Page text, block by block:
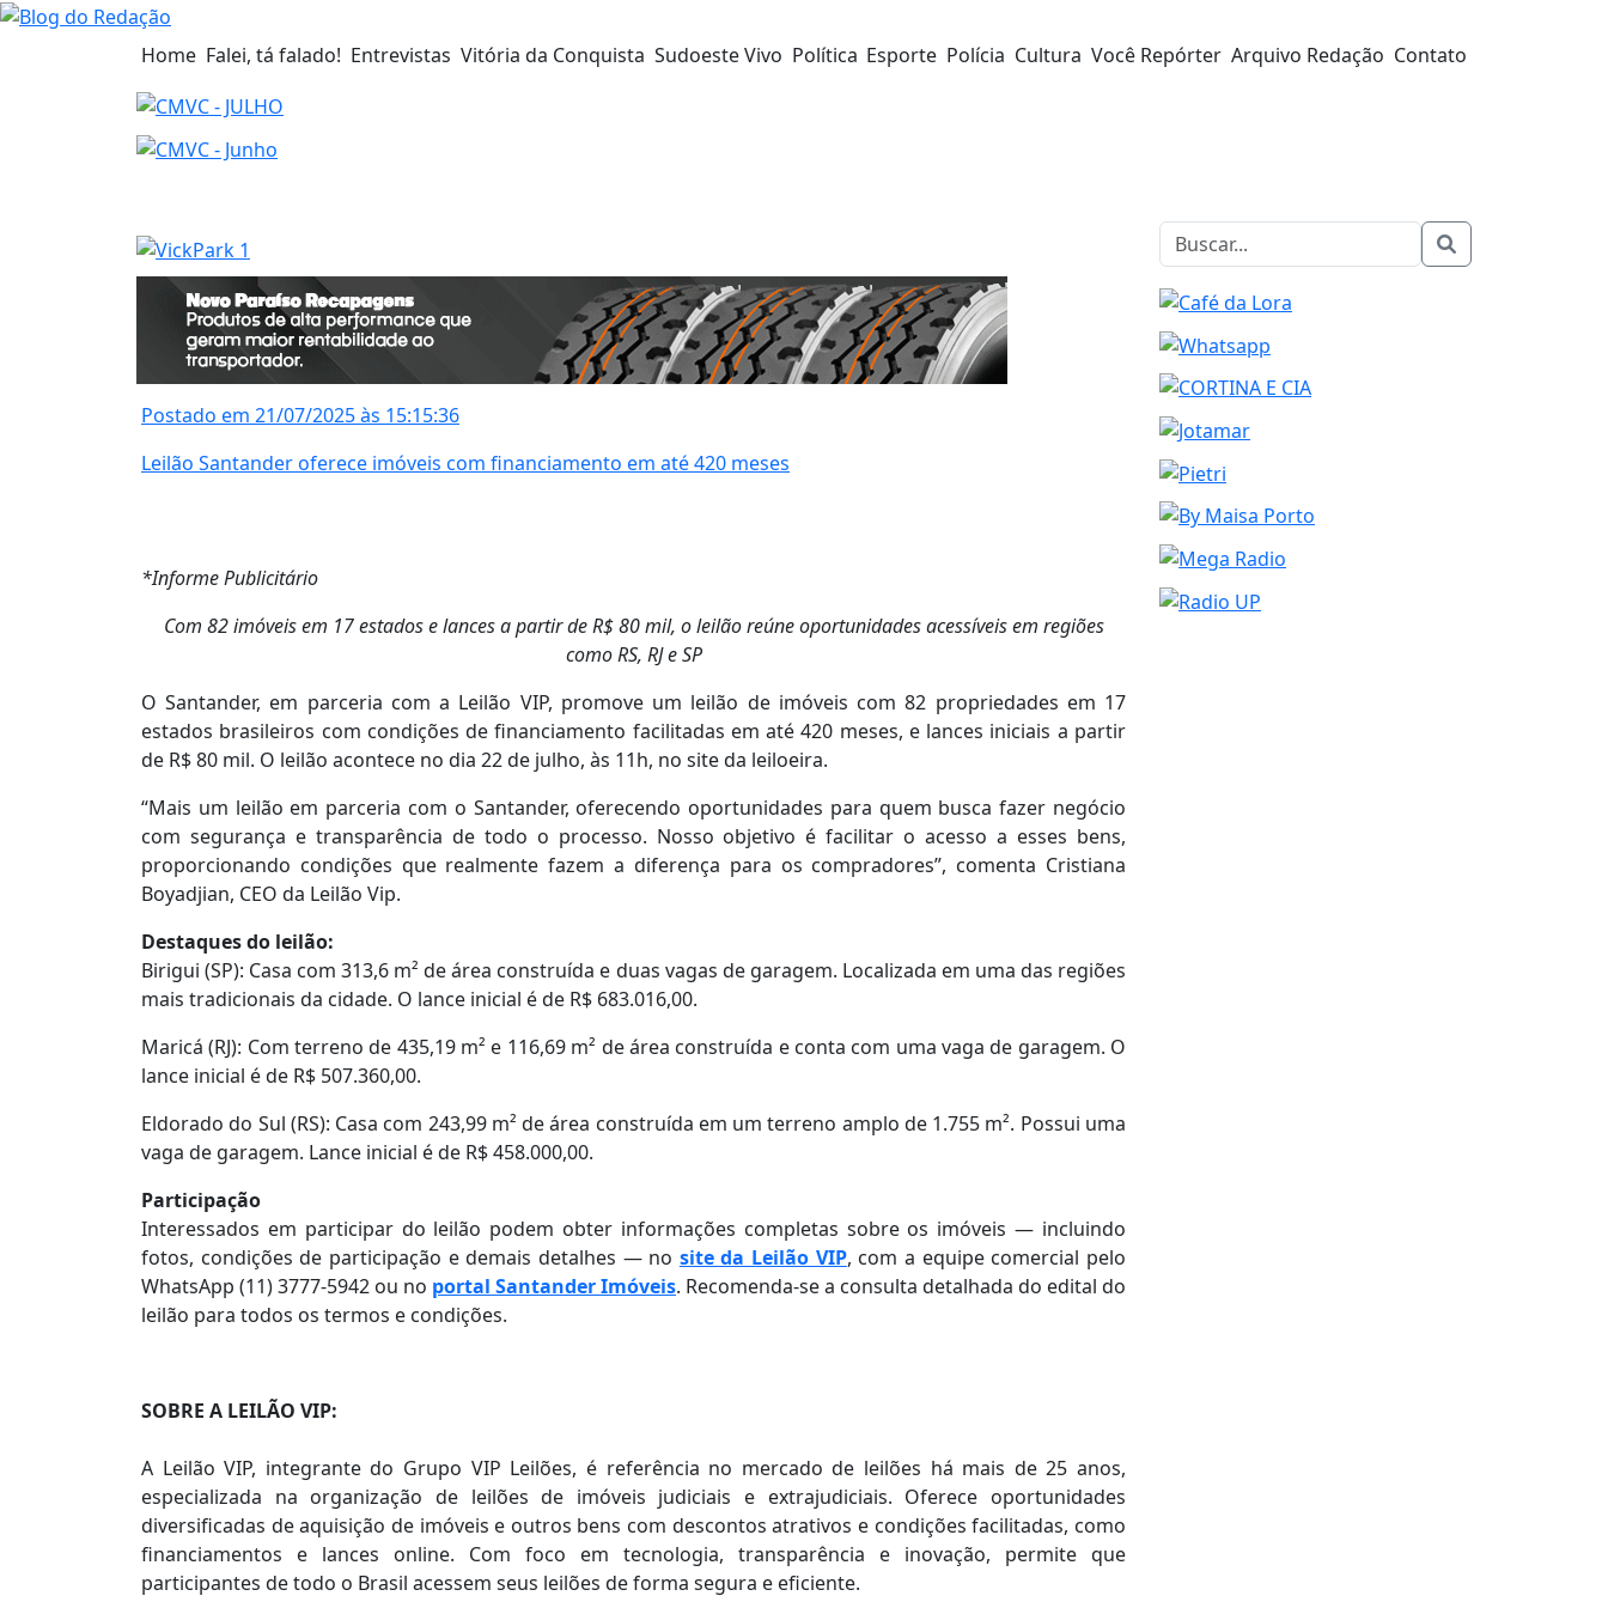
Home Falei, tá falado! Entrevistas Vitória da Conquista Sudoeste Vivo Política Esporte Polícia Cultura Você Repórter Arquivo Redação Contato
Postado em 21/07/2025 às 15:15:36
Leilão Santander oferece imóveis com financiamento em até 420 meses
*Informe Publicitário
Com 82 imóveis em 17 estados e lances a partir de R$ 80 mil, o leilão reúne oportunidades acessíveis em regiões
como RS, RJ e SP
O Santander, em parceria com a Leilão VIP, promove um leilão de imóveis com 82 propriedades em 17
estados brasileiros com condições de financiamento facilitadas em até 420 meses, e lances iniciais a partir
de R$ 80 mil. O leilão acontece no dia 22 de julho, às 11h, no site da leiloeira.
“Mais um leilão em parceria com o Santander, oferecendo oportunidades para quem busca fazer negócio
com segurança e transparência de todo o processo. Nosso objetivo é facilitar o acesso a esses bens,
proporcionando condições que realmente fazem a diferença para os compradores”, comenta Cristiana
Boyadjian, CEO da Leilão Vip.
Destaques do leilão:
Birigui (SP): Casa com 313,6 m² de área construída e duas vagas de garagem. Localizada em uma das regiões
mais tradicionais da cidade. O lance inicial é de R$ 683.016,00.
Maricá (RJ): Com terreno de 435,19 m² e 116,69 m² de área construída e conta com uma vaga de garagem. O
lance inicial é de R$ 507.360,00.
Eldorado do Sul (RS): Casa com 243,99 m² de área construída em um terreno amplo de 1.755 m². Possui uma
vaga de garagem. Lance inicial é de R$ 458.000,00.
Participação
Interessados em participar do leilão podem obter informações completas sobre os imóveis — incluindo
fotos, condições de participação e demais detalhes — no site da Leilão VIP, com a equipe comercial pelo
WhatsApp (11) 3777-5942 ou no portal Santander Imóveis. Recomenda-se a consulta detalhada do edital do
leilão para todos os termos e condições.
SOBRE A LEILÃO VIP:
A Leilão VIP, integrante do Grupo VIP Leilões, é referência no mercado de leilões há mais de 25 anos,
especializada na organização de leilões de imóveis judiciais e extrajudiciais. Oferece oportunidades
diversificadas de aquisição de imóveis e outros bens com descontos atrativos e condições facilitadas, como
financiamentos e lances online. Com foco em tecnologia, transparência e inovação, permite que
participantes de todo o Brasil acessem seus leilões de forma segura e eficiente.